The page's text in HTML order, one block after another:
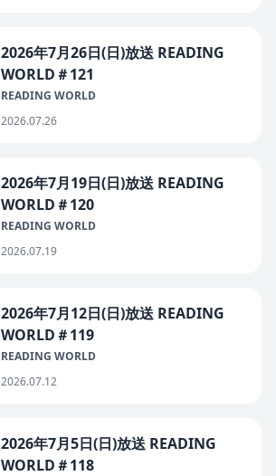
2026年7月26日(日)放送 READING
WORLD＃121
READING WORLD
2026.07.26
2026年7月19日(日)放送 READING
WORLD＃120
READING WORLD
2026.07.19
2026年7月12日(日)放送 READING
WORLD＃119
READING WORLD
2026.07.12
2026年7月5日(日)放送 READING
WORLD＃118